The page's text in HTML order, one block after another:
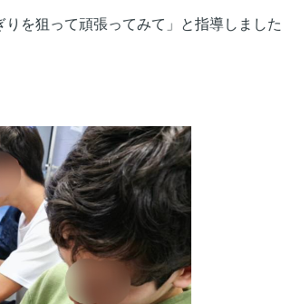
を狙って頑張ってみて」と指導しまし